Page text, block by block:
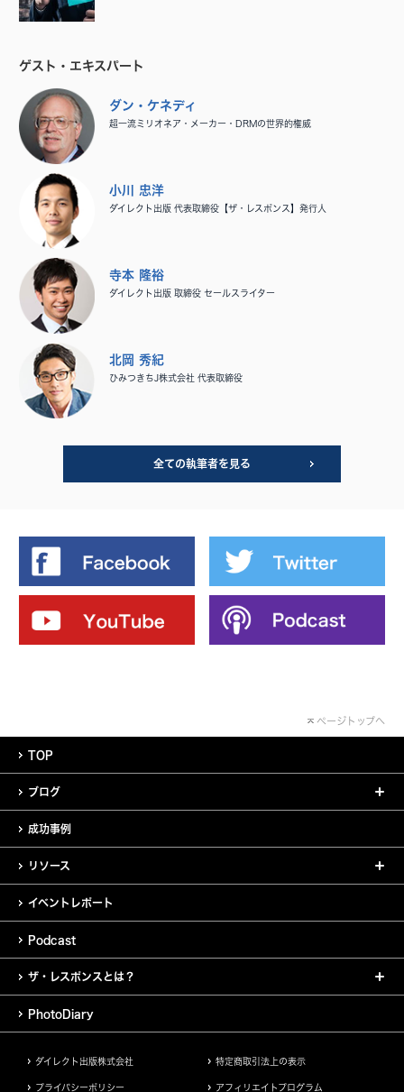
ゲスト・エキスパート
ダン・ケネディ
超一流ミリオネア・メーカー・DRMの世界的権威
小川 忠洋
ダイレクト出版 代表取締役【ザ・レスポンス】発行人
寺本 隆裕
ダイレクト出版 取締役 セールスライター
北岡 秀紀
ひみつきちJ株式会社 代表取締役
全ての執筆者を見る
ページトップへ
TOP
ブログ
成功事例
リソース
イベントレポート
Podcast
ザ・レスポンスとは？
PhotoDiary
ダイレクト出版株式会社 特定商取引法上の表示
プライバシーポリシー アフィリエイトプログラム